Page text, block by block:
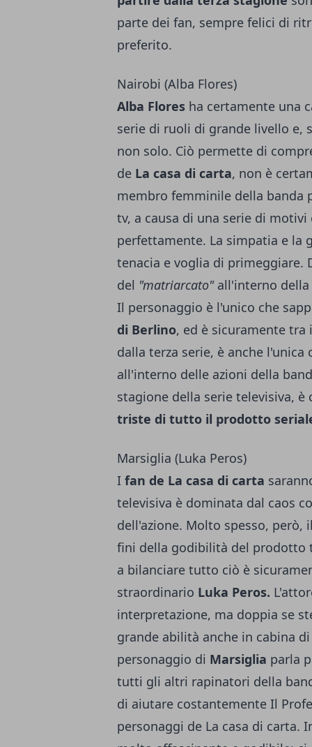
parte dei fan, sempre felici di
preferito.
Nairobi (Alba Flores)
Alba Flores ha certamente una
serie di ruoli di grande livello
non solo. Ciò permette di
de La casa di carta, non è
membro femminile della
tv, a causa di una serie di
perfettamente. La simpatia e la
tenacia e voglia di primeggiare.
del "matriarcato"all'interno della
Il personaggio è l'unico che
di Berlino, ed è sicuramente
dalla terza serie, è anche
all'interno delle azioni della
stagione della serie televisiva, è
triste di tutto il prodotto
Marsiglia (Luka Peros)
I fan de La casa di carta
televisiva è dominata dal caos
dell'azione. Molto spesso, però,
fini della godibilità del prodotto
a bilanciare tutto ciò è
straordinario Luka Peros.
interpretazione, ma doppia se
grande abilità anche in cabina
personaggio di Marsiglia parla
tutti gli altri rapinatori della
di aiutare costantemente Il
personaggi de La casa di carta.